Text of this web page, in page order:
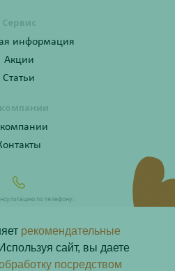
Сервис
информация
Акции
Статьи
по телефону:
рекомендательные
Используя сайт, вы даете
посредством